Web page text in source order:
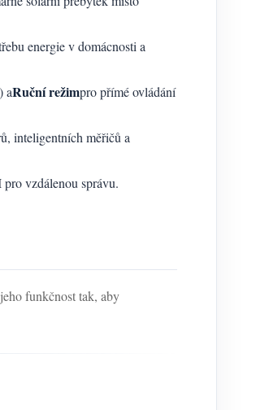
energie v domácnosti a
aRuční režimpro přímé ovládání
inteligentních měřičů a
vzdálenou správu.
funkčnost tak, aby